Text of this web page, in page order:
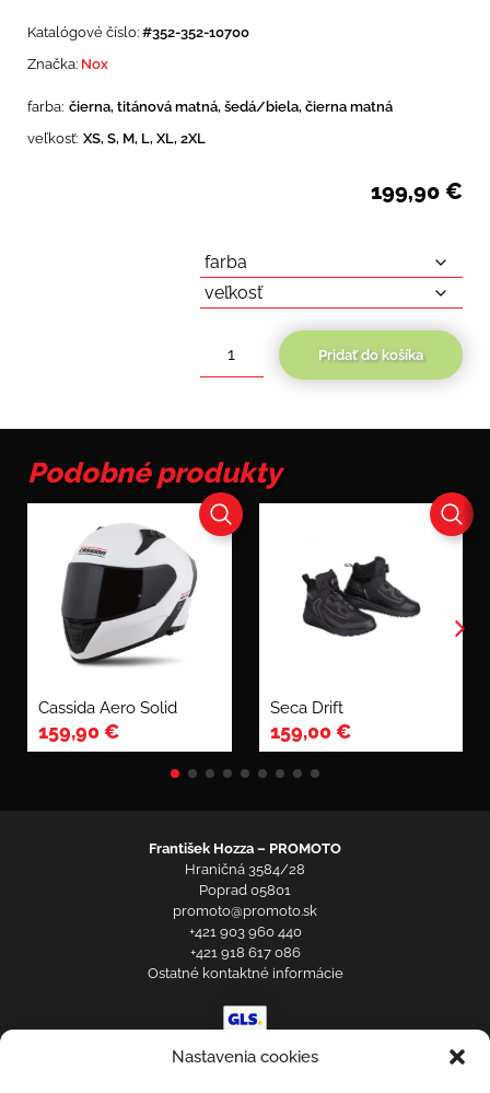
Nastavenia cookies
Katalógové číslo: #352-352-10700
Značka: Nox
farba: čierna, titánová matná, šedá/biela, čierna matná
veľkosť: XS, S, M, L, XL, 2XL
199,90 €
množstvo
Goliath
Pridať do košíka
Podobné produkty
Cassida Aero Solid
159,90€
Seca Drift
159,00€
Prihlásenie zákazníka
František Hozza – PROMOTO
Hraničná 3584/28
Poprad 05801
promoto@promoto.sk
+421 903 960 440
+421 918 617 086
Ostatné kontaktné informácie